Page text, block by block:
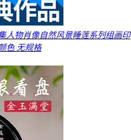
人物肖像自然风景睡莲系列组画印
色 无规格